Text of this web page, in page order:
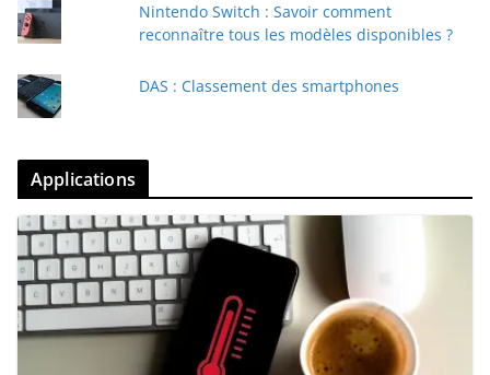
Nintendo Switch : Savoir comment
reconnaître tous les modèles disponibles ?
DAS : Classement des smartphones
Applications